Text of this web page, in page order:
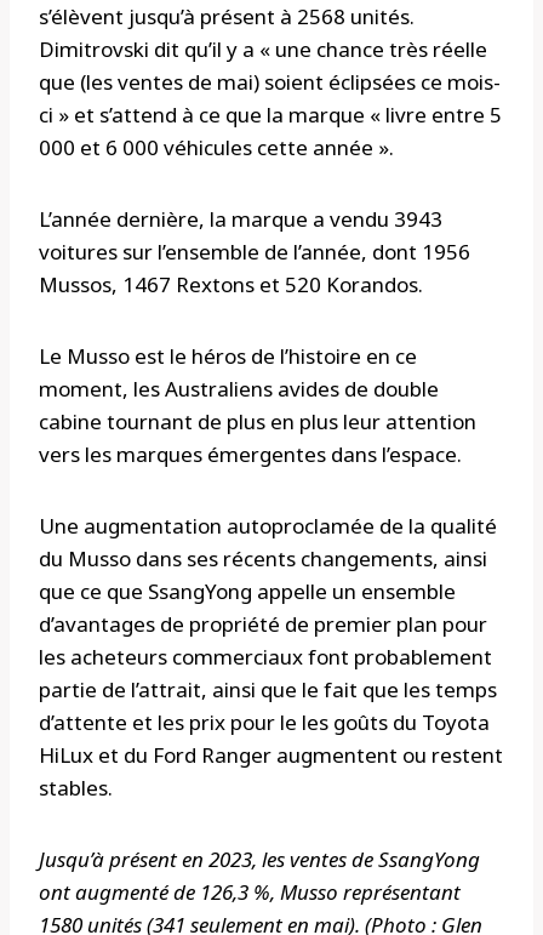
s’élèvent jusqu’à présent à 2568 unités.
Dimitrovski dit qu’il y a « une chance très réelle
que (les ventes de mai) soient éclipsées ce mois-
ci » et s’attend à ce que la marque « livre entre 5
000 et 6 000 véhicules cette année ».
L’année dernière, la marque a vendu 3943
voitures sur l’ensemble de l’année, dont 1956
Mussos, 1467 Rextons et 520 Korandos.
Le Musso est le héros de l’histoire en ce
moment, les Australiens avides de double
cabine tournant de plus en plus leur attention
vers les marques émergentes dans l’espace.
Une augmentation autoproclamée de la qualité
du Musso dans ses récents changements, ainsi
que ce que SsangYong appelle un ensemble
d’avantages de propriété de premier plan pour
les acheteurs commerciaux font probablement
partie de l’attrait, ainsi que le fait que les temps
d’attente et les prix pour le les goûts du Toyota
HiLux et du Ford Ranger augmentent ou restent
stables.
Jusqu’à présent en 2023, les ventes de SsangYong
ont augmenté de 126,3 %, Musso représentant
1580 unités (341 seulement en mai). (Photo : Glen